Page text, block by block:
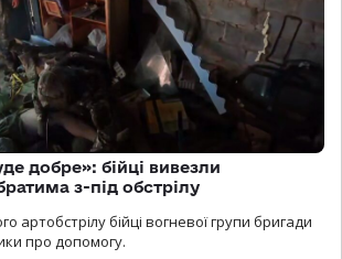
добре»: бійці вивезли
з-під обстрілу
артобстрілу бійці вогневої групи бригади
про допомогу.